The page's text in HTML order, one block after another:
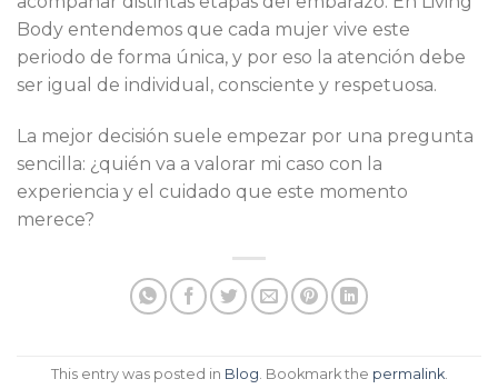
Body entendemos que cada mujer vive este
periodo de forma única, y por eso la atención debe
ser igual de individual, consciente y respetuosa.
La mejor decisión suele empezar por una pregunta
sencilla: ¿quién va a valorar mi caso con la
experiencia y el cuidado que este momento
merece?
This entry was posted in Blog. Bookmark the permalink.